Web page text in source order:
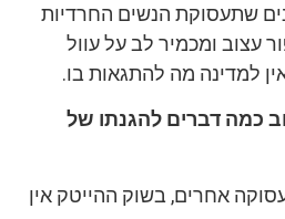
שתעסוקת הנשים החרדיות
עצוב ומכמיר לב על עוול
למדינה מה להתגאות בו.
כמה דברים להגנתו של
אחרים, בשוק ההייטק אין